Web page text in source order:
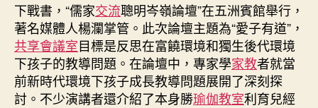
下戰書，“儒家交流聰明岑嶺論壇”在五洲賓館舉行，
著名媒體人楊瀾掌管。此次論壇主題為“愛子有道”，
共享會議室目標是反思在富饒環境和獨生後代環境
下孩子的教導問題。在論壇中，專家學家教者就當
前新時代環境下孩子成長教導問題展開了深刻探
討。不少演講者還介紹了本身勝瑜伽教室利育兒經